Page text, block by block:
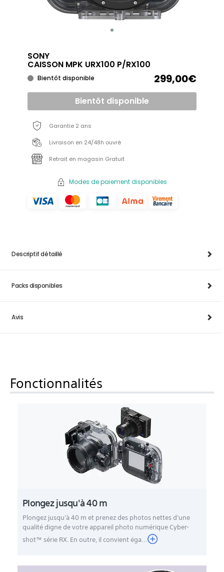
SONY
CAISSON MPK URX100 P/RX100
Bientôt disponible 299,00€
Bientôt disponible
Garantie 2 ans
Livraison en 24/48h ouvré
Retrait en magasin Gratuit
Modes de paiement disponibles
Descriptif détaillé
Packs disponibles
Avis
Fonctionnalités
Plongez jusqu'à 40 m
Plongez jusqu'à 40 m et prenez des photos nettes d'une
qualité digne de votre appareil photo numérique Cyber-
shot™ série RX. En outre, il convient éga...